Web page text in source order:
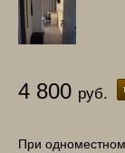
4 800 руб.
При